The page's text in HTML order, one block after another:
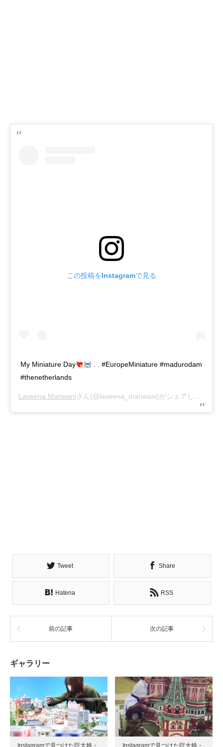
この投稿をInstagramで見る
My Miniature Day
. . #EuropeMiniature #madurodam
#thenetherlands
Laveena Manwaniさん(@laveena_manwani)がシェアした投稿 –
Tweet Share
Hatena RSS
前の記事 次の記事
ギャラリー
Instagramで見つけた巨大娘・ Instagramで見つけた巨大娘・